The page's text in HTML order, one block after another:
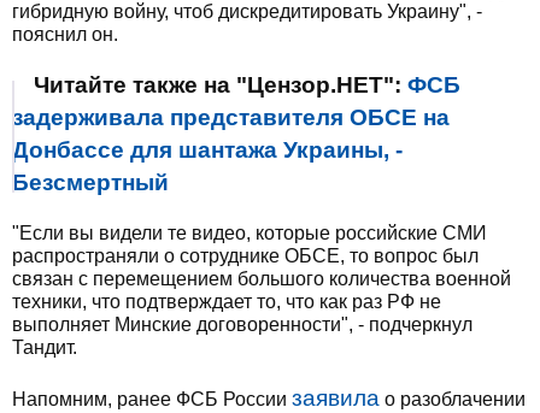
гибридную войну, чтоб дискредитировать Украину", -
пояснил он.
Читайте также на "Цензор.НЕТ": ФСБ
задерживала представителя ОБСЕ на
Донбассе для шантажа Украины, -
Безсмертный
"Если вы видели те видео, которые российские СМИ
распространяли о сотруднике ОБСЕ, то вопрос был
связан с перемещением большого количества военной
техники, что подтверждает то, что как раз РФ не
выполняет Минские договоренности", - подчеркнул
Тандит.
Напомним, ранее ФСБ России заявила о разоблачении